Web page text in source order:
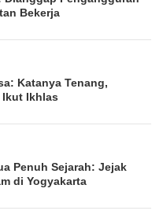
Bekerja
Katanya Tenang,
Ikut Ikhlas
Penuh Sejarah: Jejak
di Yogyakarta